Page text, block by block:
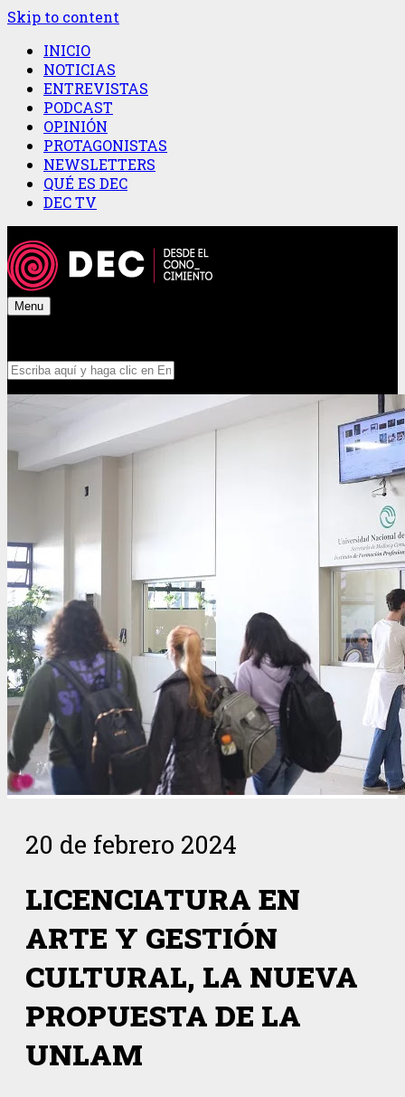
Skip to content
INICIO
NOTICIAS
ENTREVISTAS
PODCAST
OPINIÓN
PROTAGONISTAS
NEWSLETTERS
QUÉ ES DEC
DEC TV
Menu
20 de febrero 2024
LICENCIATURA EN
ARTE Y GESTIÓN
CULTURAL, LA NUEVA
PROPUESTA DE LA
UNLAM